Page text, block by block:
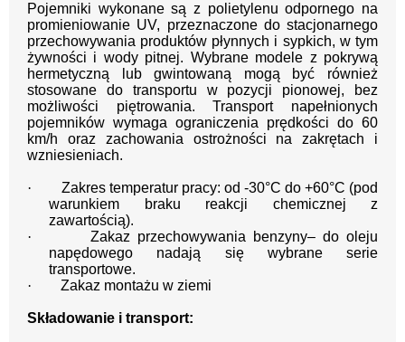
Pojemniki wykonane są z polietylenu odpornego na
promieniowanie UV, przeznaczone do stacjonarnego
przechowywania produktów płynnych i sypkich, w tym
żywności i wody pitnej. Wybrane modele z pokrywą
hermetyczną lub gwintowaną mogą być również
stosowane do transportu w pozycji pionowej, bez
możliwości piętrowania. Transport napełnionych
pojemników wymaga ograniczenia prędkości do 60
km/h oraz zachowania ostrożności na zakrętach i
wzniesieniach.
·
Zakres temperatur pracy: od -30°C do +60°C (pod
warunkiem braku reakcji chemicznej z
zawartością).
·
Zakaz przechowywania benzyny– do oleju
napędowego nadają się wybrane serie
transportowe.
·
Zakaz montażu w ziemi
Składowanie i transport: